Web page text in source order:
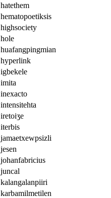
hatethem
hematopoetiksis
highsociety
hole
huafangpingmian
hyperlink
igbekele
imita
inexacto
intensitehta
iretoiʒe
iterbis
jamaetxewpsizli
jesen
johanfabricius
juncal
kalangalanpiiri
karbamilmetilen